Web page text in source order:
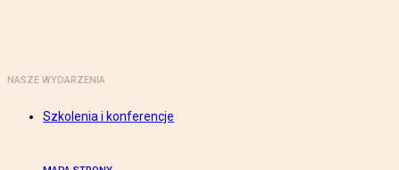
NASZE WYDARZENIA
Szkolenia i konferencje